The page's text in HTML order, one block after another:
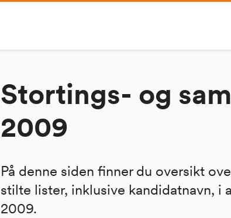
Stortings- og
2009
På denne siden finner du oversikt
stilte lister, inklusive kandidatnavn, i
2009.